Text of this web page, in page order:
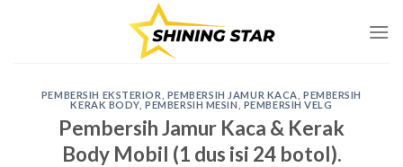
PEMBERSIH EKSTERIOR PEMBERSIH JAMUR KACA ,PEMBERSIH
KERAK BODY ,PEMBERSIH MESIN PEMBERSIH VELG
Pembersih Jamur Kaca & Kerak
Body Mobil (1 dus isi 24 botol).